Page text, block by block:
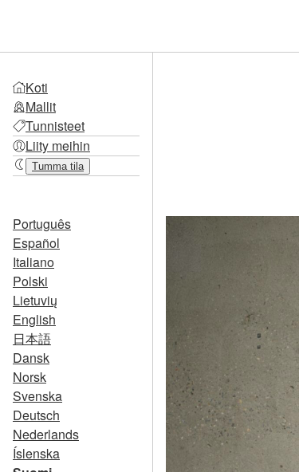
Koti
Mallit
Tunnisteet
Liity meihin
Tumma tila
Português
Español
Italiano
Polski
Lietuvių
English
日本語
Dansk
Norsk
Svenska
Deutsch
Nederlands
Íslenska